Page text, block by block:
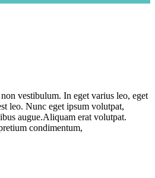
vestibulum. In eget varius leo, eget
leo. Nunc eget ipsum volutpat,
augue.Aliquam erat volutpat.
condimentum,